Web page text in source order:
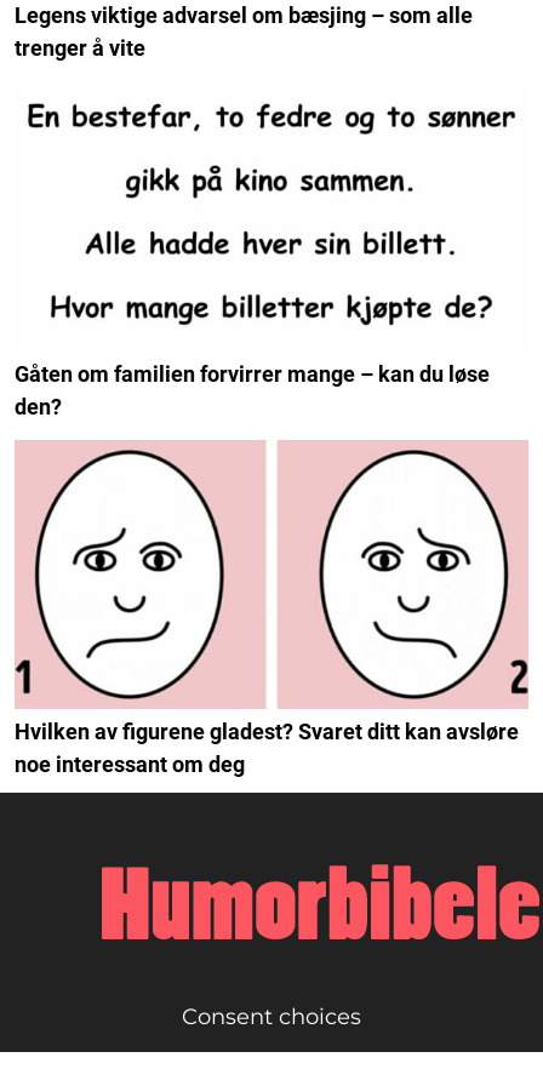
Legens viktige advarsel om bæsjing – som alle
trenger å vite
Gåten om familien forvirrer mange – kan du løse
den?
Hvilken av figurene gladest? Svaret ditt kan avsløre
noe interessant om deg
Consent choices